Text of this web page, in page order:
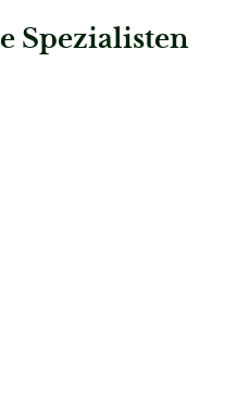
Spezialisten